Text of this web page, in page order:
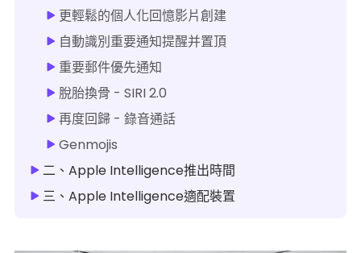
更輕鬆的個人化回憶影片創建
自動識別重要通知提醒并置頂
重要郵件優先通知
脫胎換骨 - SIRI 2.0
再度回歸 - 錄音通話
Genmojis
二、Apple Intelligence推出時間
三、Apple Intelligence適配裝置